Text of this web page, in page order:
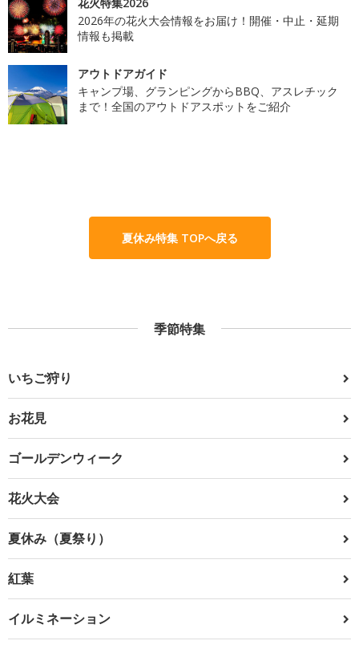
2026年の花火大会情報をお届け！開催・中止・延期
情報も掲載
アウトドアガイド
キャンプ場、グランピングからBBQ、アスレチック
まで！全国のアウトドアスポットをご紹介
夏休み特集 TOPへ戻る
季節特集
いちご狩り
お花見
ゴールデンウィーク
花火大会
夏休み（夏祭り）
紅葉
イルミネーション